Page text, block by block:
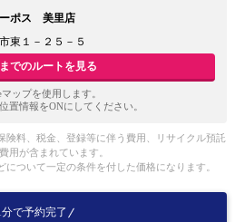
ポス 美里店
東１－２５－５
でのルートを見る
ップを使用します。
置情報をONにしてください。
険料、税金、登録等に伴う費用、リサイクル預託
用が含まれています。
ついて一定の条件を付した価格になります。
分で予約完了